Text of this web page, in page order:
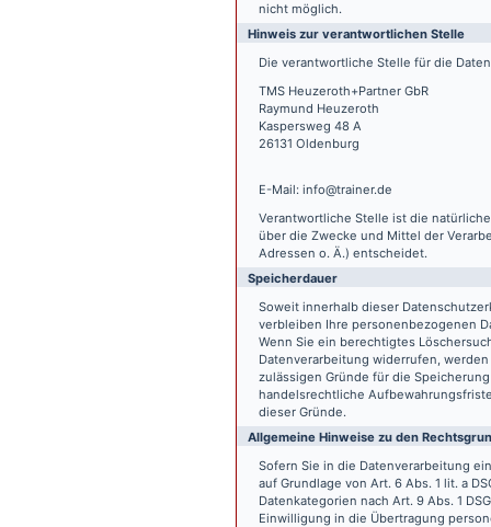
nicht möglich.
Hinweis zur verantwortlichen Stelle
Die verantwortliche Stelle für die
TMS Heuzeroth+Partner GbR
Raymund Heuzeroth
Kaspersweg 48 A
26131 Oldenburg
E-Mail: info@trainer.de
Verantwortliche Stelle ist die
über die Zwecke und Mittel der
Adressen o. Ä.) entscheidet.
Speicherdauer
Soweit innerhalb dieser
verbleiben Ihre personenbezogenen
Wenn Sie ein berechtigtes
Datenverarbeitung widerrufen,
zulässigen Gründe für die
handelsrechtliche
dieser Gründe.
Allgemeine Hinweise zu den
Sofern Sie in die Datenverarbeitung
auf Grundlage von Art. 6 Abs. 1 lit. a
Datenkategorien nach Art. 9 Abs. 1
Einwilligung in die Übertragung